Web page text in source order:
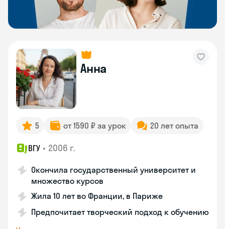
Анна
5 от 1590 ₽ за урок 20 лет опыта
ВГУ • 2006 г.
Окончила государственный университет и
множество курсов
Жила 10 лет во Франции, в Париже
Предпочитает творческий подход к обучению